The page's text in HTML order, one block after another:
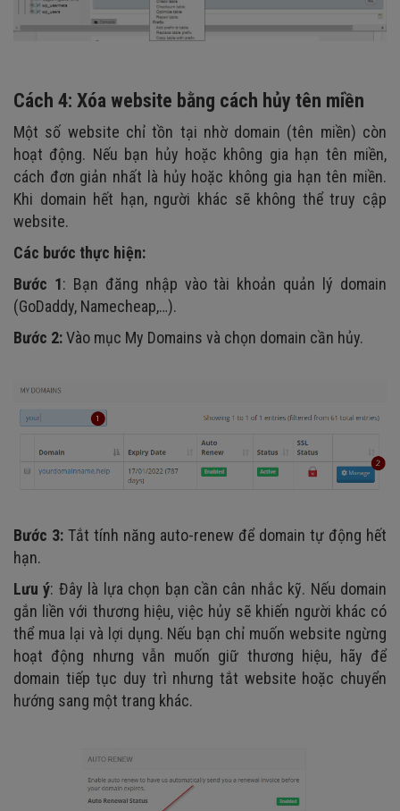
Cách 4: Xóa website bằng cách hủy tên miền
Một số website chỉ tồn tại nhờ domain (tên miền) còn
hoạt động. Nếu bạn hủy hoặc không gia hạn tên miền,
cách đơn giản nhất là hủy hoặc không gia hạn tên miền.
Khi domain hết hạn, người khác sẽ không thể truy cập
website.
Các bước thực hiện:
Bước 1: Bạn đăng nhập vào tài khoản quản lý domain
(GoDaddy, Namecheap,…).
Bước 2:Vào mục My Domains và chọn domain cần hủy.
Bước 3: Tắt tính năng auto-renew để domain tự động hết
hạn.
Lưu ý: Đây là lựa chọn bạn cần cân nhắc kỹ. Nếu domain
gắn liền với thương hiệu, việc hủy sẽ khiến người khác có
thể mua lại và lợi dụng. Nếu bạn chỉ muốn website ngừng
hoạt động nhưng vẫn muốn giữ thương hiệu, hãy để
domain tiếp tục duy trì nhưng tắt website hoặc chuyển
hướng sang một trang khác.